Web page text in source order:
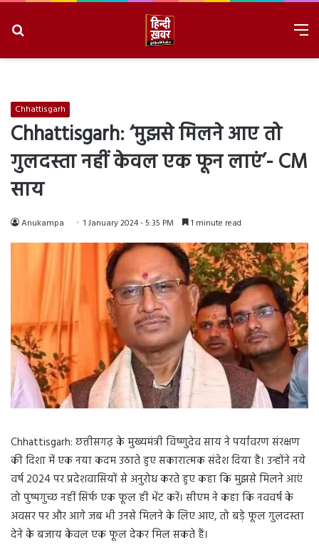
Chhattisgarh
Chhattisgarh: ‘मुझसे मिलने आए तो
गुलदस्ता नहीं केवल एक फून लाएं’- CM
साय
Anukampa 1 January 2024 - 5:35 PM 1 minute read
Chhattisgarh: छत्तीसगढ़ के मुख्यमंत्री विष्णुदेव साय ने पर्यावरण संरक्षण
की दिशा में एक नया कदम उठाते हुए सकारात्मक संदेश दिया है। उन्होंने नये
वर्ष 2024 पर प्रदेशवासियों से अनुरोध करते हुए कहा कि मुझसे मिलने आएं
तो पुष्पगुच्छ नहीं सिर्फ एक फूल ही भेंट करें। सीएम ने कहा कि नववर्ष के
अवसर पर और आगे जब भी उनसे मिलने के लिए आए, तो बड़े फूल गुलदस्ता
देने के बजाय केवल एक फूल देकर मिल सकते हैं।